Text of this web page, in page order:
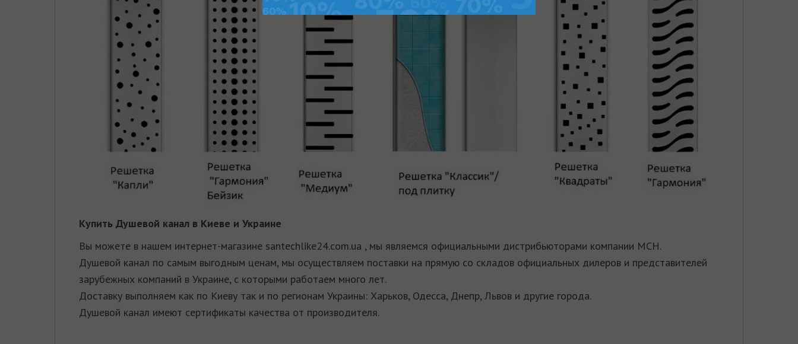
Купить Душевой канал в Киеве и Украине
Вы можете в нашем интернет-магазине santechlike24.com.ua , мы являемся официальными дистрибьюторами компании MCH.
Душевой канал по самым выгодным ценам, мы осуществляем поставки на прямую со складов официальных дилеров и представителей
зарубежных компаний в Украине, с которыми работаем много лет.
Доставку выполняем как по Киеву так и по регионам Украины: Харьков, Одесса, Днепр, Львов и другие города.
Душевой канал имеют сертификаты качества от производителя.